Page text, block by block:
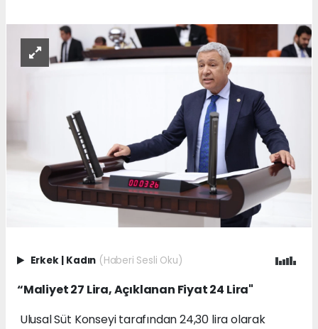
Erkek Kadın (Haberi Sesli Oku)
“Maliyet 27 Lira, Açıklanan Fiyat 24 Lira"
Ulusal Süt Konseyi tarafından 24,30 lira olarak